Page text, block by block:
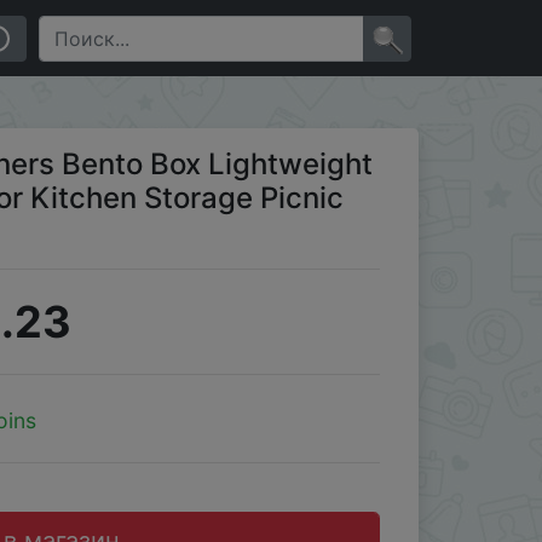
Picnic Meal Prep Take Out
Bento Box Lightweight
Kitchen Storage Picnic